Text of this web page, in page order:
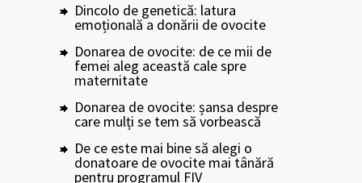
Dincolo de genetică: latura
emoțională a donării de ovocite
Donarea de ovocite: de ce mii de
femei aleg această cale spre
maternitate
Donarea de ovocite: șansa despre
care mulți se tem să vorbească
De ce este mai bine să alegi o
donatoare de ovocite mai tânără
pentru programul FIV